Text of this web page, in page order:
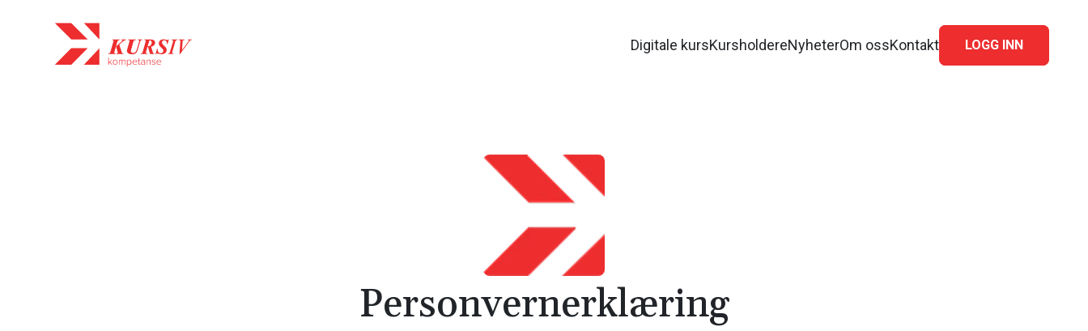
Digitale kursKursholdereNyheterOm ossKontakt LOGG INN
Personvernerklæring